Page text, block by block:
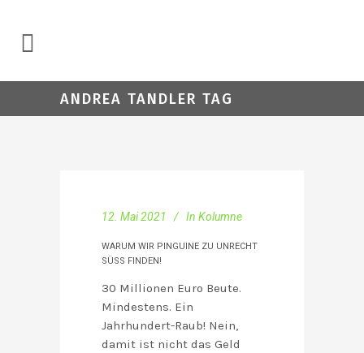
ANDREA TANDLER TAG
12. Mai 2021 In Kolumne
WARUM WIR PINGUINE ZU UNRECHT
SÜSS FINDEN!
30 Millionen Euro Beute.
Mindestens. Ein
Jahrhundert-Raub! Nein,
damit ist nicht das Geld